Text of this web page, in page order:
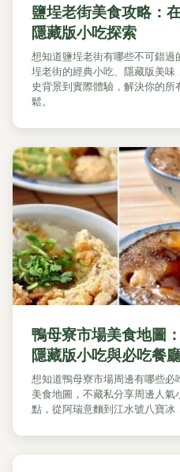
鹽埕老街美食攻略：
隱藏版小吃探索
想知道鹽埕老街有哪些不可錯
埕老街的經典小吃、隱藏版美
史背景到實際體驗，解決你的
鬆。
鴨母寮市場美食地圖
隱藏版小吃與必吃餐
想知道鴨母寮市場周邊有哪些
美食地圖，不藏私分享周邊人
點，從阿瑞意麵到江水號八寶冰